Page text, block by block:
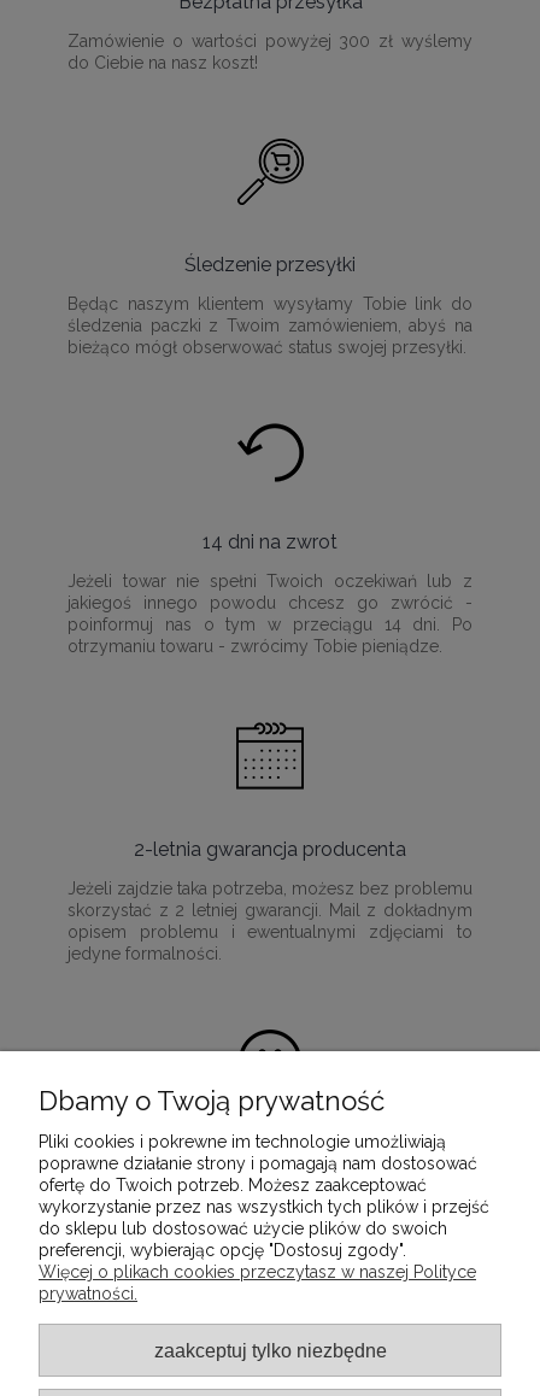
Zamówienie o wartości powyżej 300 zł wyślemy
do Ciebie na nasz koszt!
Śledzenie przesyłki
Będąc naszym klientem wysyłamy Tobie link do
śledzenia paczki z Twoim zamówieniem, abyś na
bieżąco mógł obserwować status swojej przesyłki.
14 dni na zwrot
Jeżeli towar nie spełni Twoich oczekiwań lub z
jakiegoś innego powodu chcesz go zwrócić -
poinformuj nas o tym w przeciągu 14 dni. Po
otrzymaniu towaru - zwrócimy Tobie pieniądze.
2-letnia gwarancja producenta
Jeżeli zajdzie taka potrzeba, możesz bez problemu
skorzystać z 2 letniej gwarancji. Mail z dokładnym
opisem problemu i ewentualnymi zdjęciami to
jedyne formalności.
100% satysfakcji z zakupu
Ponieważ naszą misją jest dostarczenie
wartościowych i wysokiej jakości produktów, które
służyć będą przez wiele lat.
POMOC
Dbamy o Twoją prywatność
Pliki cookies i pokrewne im technologie umożliwiają
poprawne działanie strony i pomagają nam dostosować
ofertę do Twoich potrzeb. Możesz zaakceptować
wykorzystanie przez nas wszystkich tych plików i przejść
do sklepu lub dostosować użycie plików do swoich
preferencji, wybierając opcję "Dostosuj zgody".
Więcej o plikach cookies przeczytasz w naszej Polityce
prywatności.
zaakceptuj tylko niezbędne